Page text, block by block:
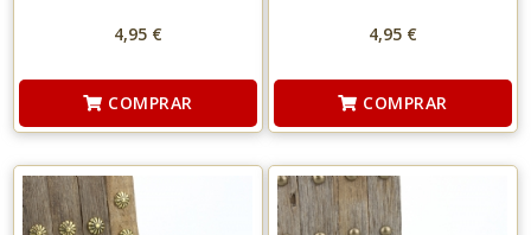
4,95 €
COMPRAR
4,95 €
COMPRAR